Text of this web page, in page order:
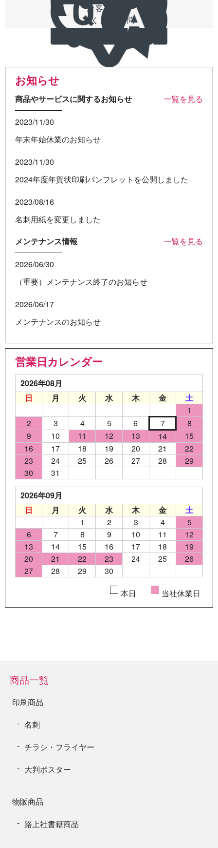
お客様の声
よくある質問
お知らせ
商品やサービスに関するお知らせ 一覧を見る
2023/11/30
年末年始休業のお知らせ
2023/11/30
2024年度年賀状印刷パンフレットを公開しました
2023/08/16
名刺用紙を変更しました
メンテナンス情報
一覧を見る
2026/06/30
（重要）メンテナンス終了のお知らせ
2026/06/17
メンテナンスのお知らせ
営業日カレンダー
2026年08月
日
月 火 水 木 金
土
1
2
3 4 5 6 7
8
9
10 11 12 13 14
15
16
17 18 19 20 21
22
23
24 25 26 27 28
29
30
31
2026年09月
日
月 火 水 木 金
土
1
2 3 4
5
6
7 8 9 10 11
12
13
14 15 16 17 18
19
20
21 22 23 24 25
26
27
28 29
30
本日
当社休業日
商品一覧
印刷商品
名刺
チラシ・フライヤー
大判ポスター
物販商品
路上社書籍商品